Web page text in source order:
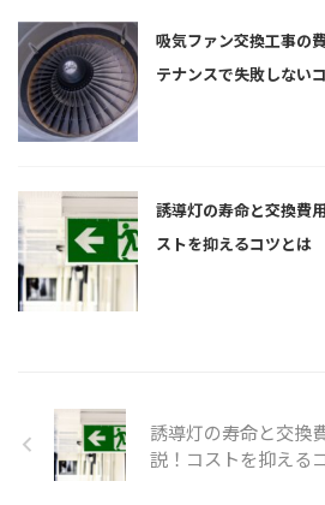
吸気ファン交換工事の
テナンスで失敗しない
誘導灯の寿命と交換費
ストを抑えるコツとは
誘導灯の寿命と交換
説！コストを抑える